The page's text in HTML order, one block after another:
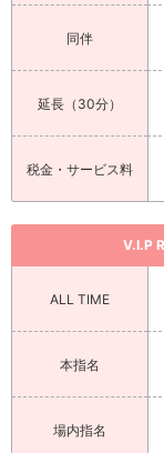
同伴
延長（30分）
税金・サービス料
V.I.P
ALL TIME
本指名
場内指名